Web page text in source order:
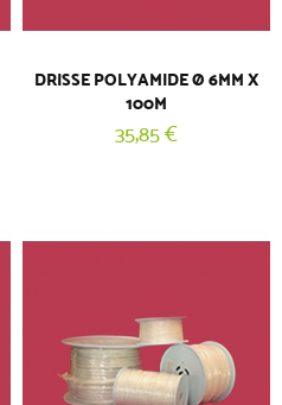
DRISSE POLYAMIDE Ø 6MM X
100M
35,85 €